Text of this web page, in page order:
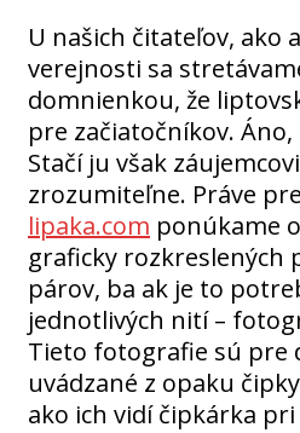
U našich čitateľov, ako
verejnosti sa
domnienkou, že
pre začiatočníkov.
Stačí ju však
zrozumiteľne. Práve
lipaka.com ponúkame
graficky rozkreslených
párov, ba ak je to
jednotlivých nití –
Tieto fotografie sú
uvádzané z opaku
ako ich vidí čipkárka